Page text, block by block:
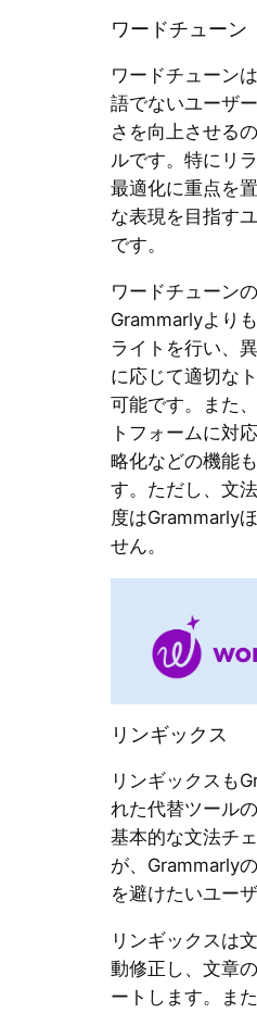
ワードチューン
ワードチューン
語でないユーザ
さを向上させる
ルです。特にリ
最適化に重点を
な表現を目指す
です。
ワードチューン
Grammarlyより
ライトを行い、
に応じて適切な
可能です。また
トフォームに対
略化などの機能
す。ただし、文
度はGrammarly
せん。
リンギックス
リンギックスも
れた代替ツール
基本的な文法チ
が、Grammarly
を避けたいユー
リンギックスは
動修正し、文章
ートします。ま